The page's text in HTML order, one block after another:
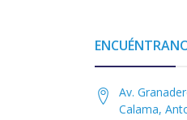
Av.
Calama,